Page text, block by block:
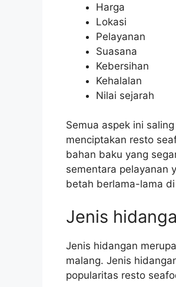
Harga
Lokasi
Pelayanan
Suasana
Kebersihan
Kehalalan
Nilai sejarah
Semua aspek ini
menciptakan resto
bahan baku yang
sementara pelayanan
betah berlama-lama
Jenis
Jenis hidangan
malang. Jenis
popularitas resto